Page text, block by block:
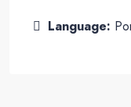
Language: